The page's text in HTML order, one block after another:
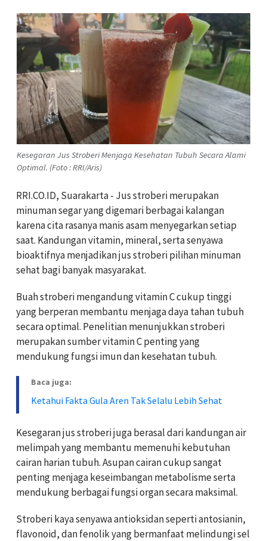
Kesegaran Jus Stroberi Menjaga Kesehatan Tubuh Secara Alami
Optimal. (Foto : RRI/Aris)
RRI.CO.ID, Suarakarta - Jus stroberi merupakan
minuman segar yang digemari berbagai kalangan
karena cita rasanya manis asam menyegarkan setiap
saat. Kandungan vitamin, mineral, serta senyawa
bioaktifnya menjadikan jus stroberi pilihan minuman
sehat bagi banyak masyarakat.
Buah stroberi mengandung vitamin C cukup tinggi
yang berperan membantu menjaga daya tahan tubuh
secara optimal. Penelitian menunjukkan stroberi
merupakan sumber vitamin C penting yang
mendukung fungsi imun dan kesehatan tubuh.
Baca juga:
Ketahui Fakta Gula Aren Tak Selalu Lebih Sehat
Kesegaran jus stroberi juga berasal dari kandungan air
melimpah yang membantu memenuhi kebutuhan
cairan harian tubuh. Asupan cairan cukup sangat
penting menjaga keseimbangan metabolisme serta
mendukung berbagai fungsi organ secara maksimal.
Stroberi kaya senyawa antioksidan seperti antosianin,
flavonoid, dan fenolik yang bermanfaat melindungi sel